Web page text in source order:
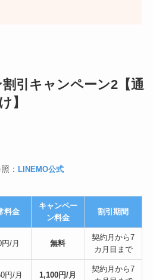
引キャンペーン2【通
】
： LINEMO公式
料金
キャンペー
ン料金
割引期間
/月 無料
契約月から7
カ月目まで
円/月 1,100円/月
契約月から7